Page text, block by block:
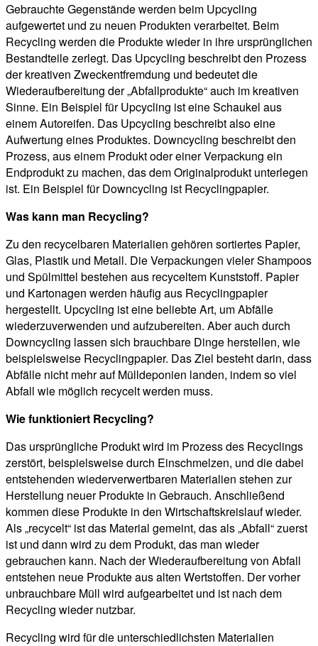
Gebrauchte Gegenstände werden beim Upcycling
aufgewertet und zu neuen Produkten verarbeitet. Beim
Recycling werden die Produkte wieder in ihre ursprünglichen
Bestandteile zerlegt. Das Upcycling beschreibt den Prozess
der kreativen Zweckentfremdung und bedeutet die
Wiederaufbereitung der „Abfallprodukte“ auch im kreativen
Sinne. Ein Beispiel für Upcycling ist eine Schaukel aus
einem Autoreifen. Das Upcycling beschreibt also eine
Aufwertung eines Produktes. Downcycling beschreibt den
Prozess, aus einem Produkt oder einer Verpackung ein
Endprodukt zu machen, das dem Originalprodukt unterlegen
ist. Ein Beispiel für Downcycling ist Recyclingpapier.
Was kann man Recycling?
Zu den recycelbaren Materialien gehören sortiertes Papier,
Glas, Plastik und Metall. Die Verpackungen vieler Shampoos
und Spülmittel bestehen aus recyceltem Kunststoff. Papier
und Kartonagen werden häufig aus Recyclingpapier
hergestellt. Upcycling ist eine beliebte Art, um Abfälle
wiederzuverwenden und aufzubereiten. Aber auch durch
Downcycling lassen sich brauchbare Dinge herstellen, wie
beispielsweise Recyclingpapier. Das Ziel besteht darin, dass
Abfälle nicht mehr auf Mülldeponien landen, indem so viel
Abfall wie möglich recycelt werden muss.
Wie funktioniert Recycling?
Das ursprüngliche Produkt wird im Prozess des Recyclings
zerstört, beispielsweise durch Einschmelzen, und die dabei
entstehenden wiederverwertbaren Materialien stehen zur
Herstellung neuer Produkte in Gebrauch. Anschließend
kommen diese Produkte in den Wirtschaftskreislauf wieder.
Als „recycelt“ ist das Material gemeint, das als „Abfall“ zuerst
ist und dann wird zu dem Produkt, das man wieder
gebrauchen kann. Nach der Wiederaufbereitung von Abfall
entstehen neue Produkte aus alten Wertstoffen. Der vorher
unbrauchbare Müll wird aufgearbeitet und ist nach dem
Recycling wieder nutzbar.
Recycling wird für die unterschiedlichsten Materialien